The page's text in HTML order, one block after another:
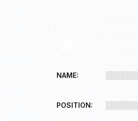
NAME:
POSITION: